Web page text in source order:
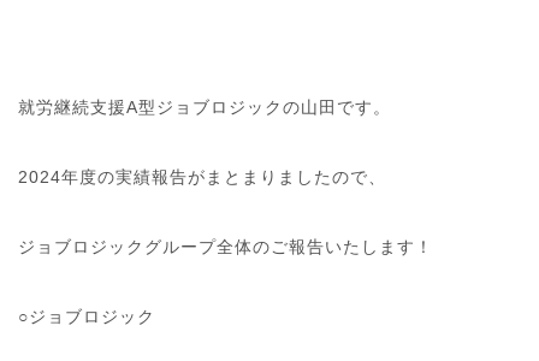
就労継続支援A型ジョブロジックの山田です。
2024年度の実績報告がまとまりましたので、
ジョブロジックグループ全体のご報告いたします！
○ジョブロジック